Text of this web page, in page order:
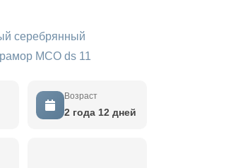
серебрянный
MCO ds 11
Возраст
2 года 12 дней